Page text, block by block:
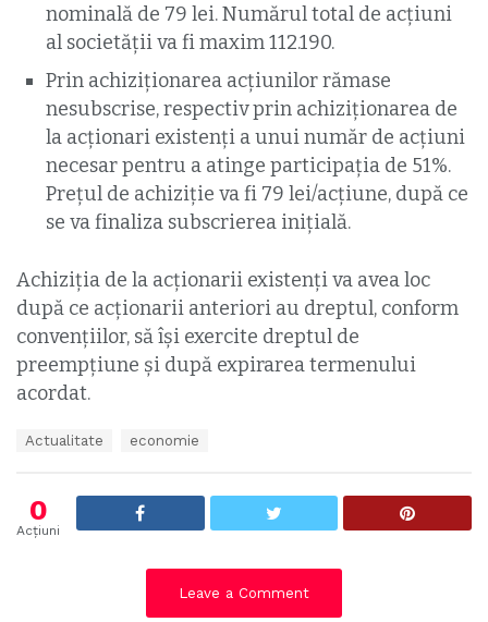
nominală de 79 lei. Numărul total de acțiuni
al societății va fi maxim 112.190.
Prin achiziționarea acțiunilor rămase
nesubscrise, respectiv prin achiziționarea de
la acționari existenți a unui număr de acțiuni
necesar pentru a atinge participația de 51%.
Prețul de achiziție va fi 79 lei/acțiune, după ce
se va finaliza subscrierea inițială.
Achiziția de la acționarii existenți va avea loc
după ce acționarii anteriori au dreptul, conform
convențiilor, să își exercite dreptul de
preempțiune și după expirarea termenului
acordat.
Actualitate economie
0
Acțiuni
Leave a Comment